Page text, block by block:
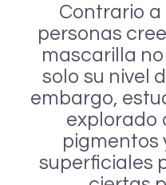
Contrario a
personas
mascarilla
solo su nivel
embargo,
explorado
pigmentos
superficiales